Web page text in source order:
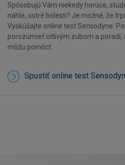
Spôsobujú Vám niekedy horúce,
náhle, ostré bolesti? Je možné, že
Vyskúšajte online test Sensodyne.
porozumieť citlivým zubom a poradí,
môžu pomôcť.
Spustiť online test